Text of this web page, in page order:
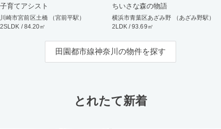
子育てアシスト
川崎市宮前区土橋 （宮前平駅）
2SLDK / 84.20㎡
ちいさな森の物語
横浜市青葉区あざみ野 （あざみ野駅）
2LDK / 93.69㎡
田園都市線神奈川の物件を探す
とれたて新着